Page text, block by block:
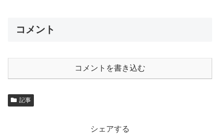
コメント
コメントを書き込む
記事
シェアする